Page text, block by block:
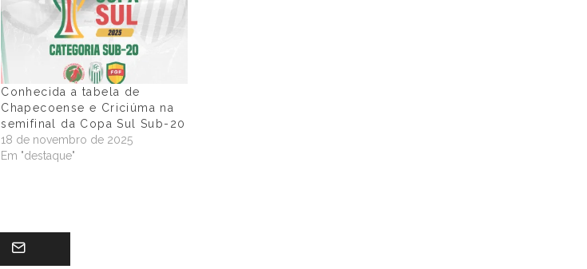
Conhecida a tabela de
Chapecoense e Criciúma na
semifinal da Copa Sul Sub-20
18 de novembro de 2025
Em "destaque"